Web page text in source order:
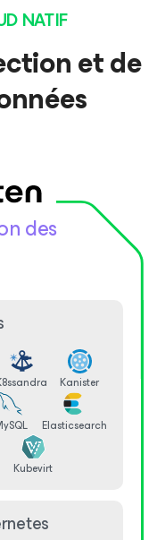
NATIF
et de
des
Kanister
Elasticsearch
Kubevirt